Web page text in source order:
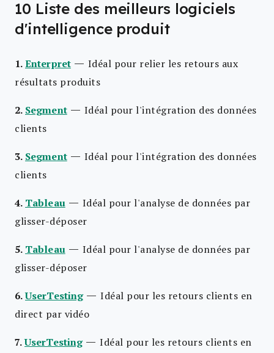
10 Liste des meilleurs logiciels
d'intelligence produit
1.Enterpret — Idéal pour relier les retours aux
résultats produits
2. Segment — Idéal pour l'intégration des données
clients
3. Segment — Idéal pour l'intégration des données
clients
4. Tableau — Idéal pour l'analyse de données par
glisser-déposer
5. Tableau — Idéal pour l'analyse de données par
glisser-déposer
6.UserTesting —Idéal pour les retours clients en
direct par vidéo
7.UserTesting —Idéal pour les retours clients en